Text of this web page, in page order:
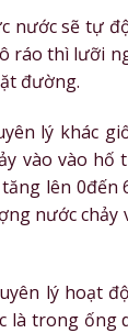
nước sẽ tự
ráo thì lưỡi
đường.
lý khác
vào vào hố
lên 0đến
nước chảy
lý hoạt
là trong ống